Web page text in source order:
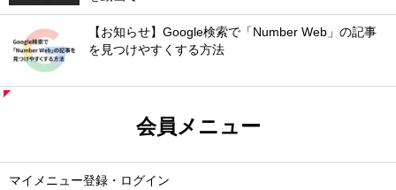
【お知らせ】Google検索で「Number Web」の記事
を見つけやすくする方法
会員メニュー
マイメニュー登録・ログイン